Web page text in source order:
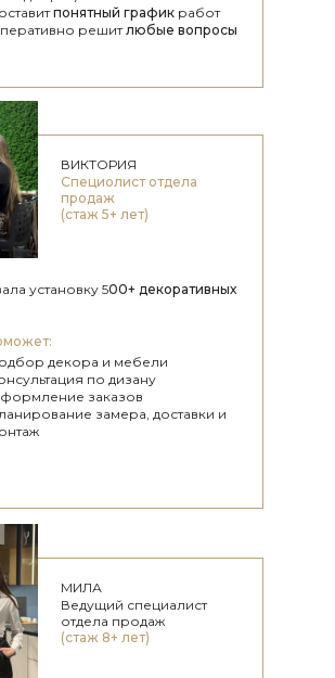
понятный график работ
решитлюбые вопросы
МИЛА
Ведущий специалист
отдела продаж
(стаж 8+ лет)
ВИКТОРИЯ
Специолист отдела
продаж
(стаж 5+ лет)
установку 500+ декоративных
декора и мебели
по дизану
заказов
замера, доставки и